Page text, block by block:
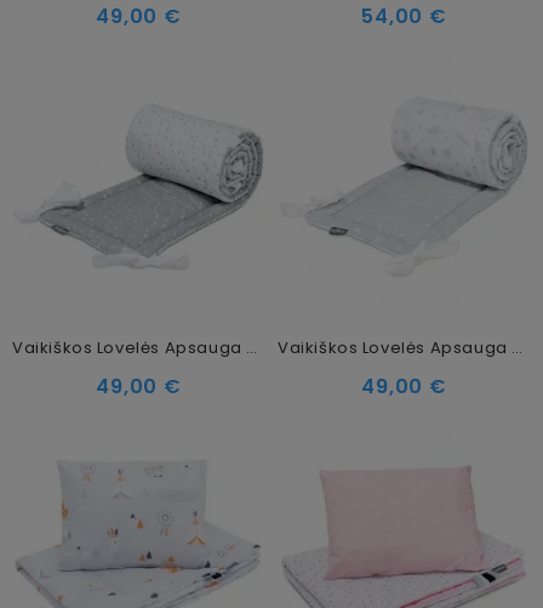
49,00 € 54,00 €
Vaikiškos Lovelės Apsauga Polaris, 180 X 30 Cm
49,00 €
Vaikiškos Lovelės Apsauga Star Copse, 180 X 30 Cm
49,00 €